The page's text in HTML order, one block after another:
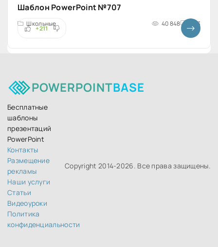
Шаблон PowerPoint №707
Школьные 40 848 4x3
+211
POWERPOINTBASE
Бесплатные
шаблоны
презентаций
PowerPoint
Контакты
Размещение
рекламы
Наши услуги
Статьи
идеоуроки
Политика
конфиденциальности
Copyright 2014-2026. Все права защищены.